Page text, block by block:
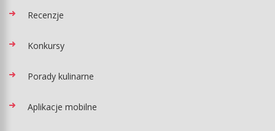
Recenzje
Konkursy
Porady kulinarne
Aplikacje mobilne